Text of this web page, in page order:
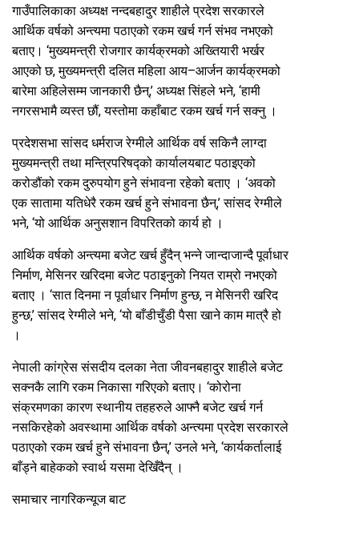
गाउँपालिकाका अध्यक्ष नन्दबहादुर शाहीले प्रदेश सरकारले
आर्थिक वर्षको अन्त्यमा पठाएको रकम खर्च गर्न संभव नभएको
बताए। ‘मुख्यमन्त्री रोजगार कार्यक्रमको अख्तियारी भर्खर
आएको छ, मुख्यमन्त्री दलित महिला आय–आर्जन कार्यक्रमको
बारेमा अहिलेसम्म जानकारी छैन्,’ अध्यक्ष सिंहले भने, ‘हामी
नगरसभामै व्यस्त छौं, यस्तोमा कहाँबाट रकम खर्च गर्न सक्नु ।
प्रदेशसभा सांसद धर्मराज रेग्मीले आर्थिक वर्ष सकिनै लाग्दा
मुख्यमन्त्री तथा मन्त्रिपरिषद्को कार्यालयबाट पठाइएको
करोडौंको रकम दुरुपयोग हुने संभावना रहेको बताए । ‘अवको
एक सातामा यतिधेरै रकम खर्च हुने संभावना छैन्,’ सांसद रेग्मीले
भने, ‘यो आर्थिक अनुसशान विपरितको कार्य हो ।
आर्थिक वर्षको अन्त्यमा बजेट खर्च हुँदैन् भन्ने जान्दाजान्दै पूर्वाधार
निर्माण, मेसिनर खरिदमा बजेट पठाइनुको नियत राम्रो नभएको
बताए । ‘सात दिनमा न पूर्वाधार निर्माण हुन्छ, न मेसिनरी खरिद
हुन्छ,’ सांसद रेग्मीले भने, ‘यो बाँडीचुँडी पैसा खाने काम मात्रै हो
।
नेपाली कांग्रेस संसदीय दलका नेता जीवनबहादुर शाहीले बजेट
सक्नकै लागि रकम निकासा गरिएको बताए। ‘कोरोना
संक्रमणका कारण स्थानीय तहहरुले आफ्नै बजेट खर्च गर्न
नसकिरहेको अवस्थामा आर्थिक वर्षको अन्त्यमा प्रदेश सरकारले
पठाएको रकम खर्च हुने संभावना छैन्,’ उनले भने, ‘कार्यकर्तालाई
बाँड्ने बाहेकको स्वार्थ यसमा देखिँदैन् ।
समाचार नागरिकन्यूज बाट